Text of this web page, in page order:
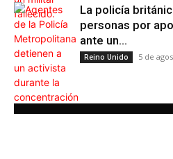
La policía
personas por
ante un...
Reino Unido 5 de